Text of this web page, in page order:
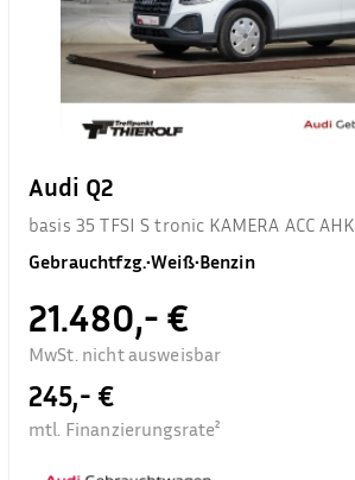
Audi Q2
basis 35 TFSI S tronic KAMERA ACC AHK
Gebrauchtfzg.•Weiß•Benzin
21.480,- €
MwSt. nicht ausweisbar
245,- €
mtl. Finanzierungsrate²